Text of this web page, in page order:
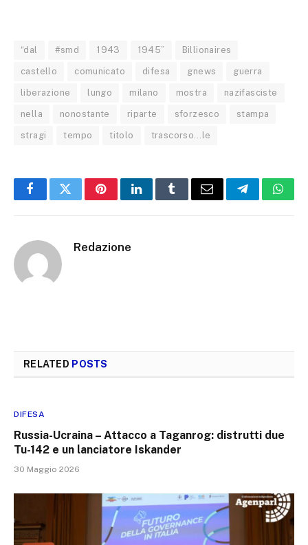
“dal #smd 1943 1945” Billionaires
castello comunicato difesa gnews guerra
liberazione lungo milano mostra nazifasciste
nella nonostante riparte sforzesco stampa
stragi tempo titolo trascorso…le
FacebookTwitterPinterestLinkedInTumblrEmail Telegram
Redazione
RELATED POSTS
DIFESA
Russia-Ucraina – Attacco a Taganrog: distrutti due
Tu-142 e un lanciatore Iskander
30 Maggio 2026